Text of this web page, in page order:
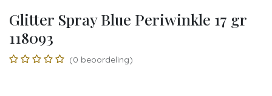
Glitter Spray Blue Periwinkle 17 gr
118093
(0 beoordeling)